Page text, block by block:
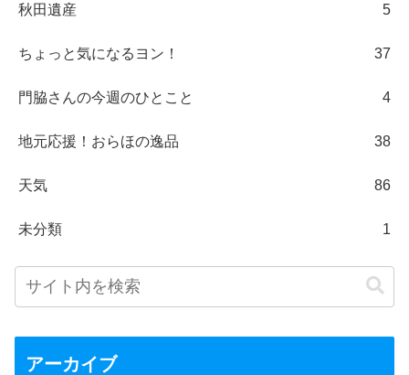
秋田遺産 5
ちょっと気になるヨン！ 37
門脇さんの今週のひとこと 4
地元応援！おらほの逸品 38
天気 86
未分類 1
アーカイブ